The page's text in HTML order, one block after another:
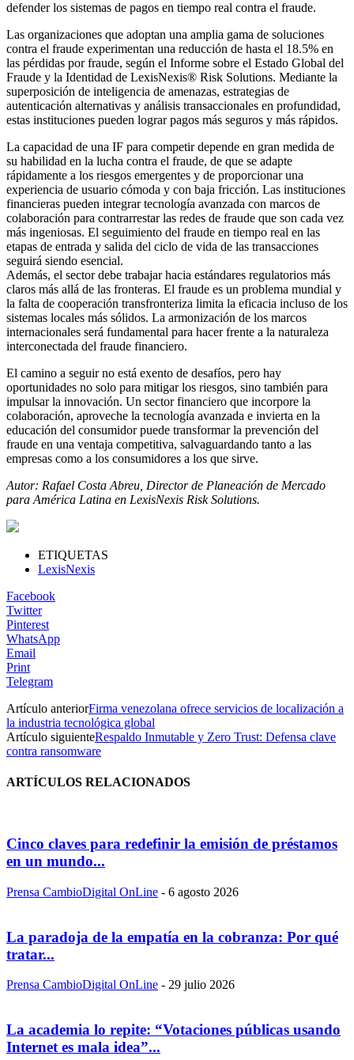
defender los sistemas de pagos en tiempo real contra el fraude.
Las organizaciones que adoptan una amplia gama de soluciones
contra el fraude experimentan una reducción de hasta el 18.5% en
las pérdidas por fraude, según el Informe sobre el Estado Global del
Fraude y la Identidad de LexisNexis® Risk Solutions. Mediante la
superposición de inteligencia de amenazas, estrategias de
autenticación alternativas y análisis transaccionales en profundidad,
estas instituciones pueden lograr pagos más seguros y más rápidos.
La capacidad de una IF para competir depende en gran medida de
su habilidad en la lucha contra el fraude, de que se adapte
rápidamente a los riesgos emergentes y de proporcionar una
experiencia de usuario cómoda y con baja fricción. Las instituciones
financieras pueden integrar tecnología avanzada con marcos de
colaboración para contrarrestar las redes de fraude que son cada vez
más ingeniosas. El seguimiento del fraude en tiempo real en las
etapas de entrada y salida del ciclo de vida de las transacciones
seguirá siendo esencial.
Además, el sector debe trabajar hacia estándares regulatorios más
claros más allá de las fronteras. El fraude es un problema mundial y
la falta de cooperación transfronteriza limita la eficacia incluso de los
sistemas locales más sólidos. La armonización de los marcos
internacionales será fundamental para hacer frente a la naturaleza
interconectada del fraude financiero.
El camino a seguir no está exento de desafíos, pero hay
oportunidades no solo para mitigar los riesgos, sino también para
impulsar la innovación. Un sector financiero que incorpore la
colaboración, aproveche la tecnología avanzada e invierta en la
educación del consumidor puede transformar la prevención del
fraude en una ventaja competitiva, salvaguardando tanto a las
empresas como a los consumidores a los que sirve.
Autor: Rafael Costa Abreu, Director de Planeación de Mercado
para América Latina en LexisNexis Risk Solutions.
ETIQUETAS
LexisNexis
Facebook
Twitter
Pinterest
WhatsApp
Email
Print
Telegram
Artículo anteriorFirma venezolana ofrece servicios de localización a
la industria tecnológica global
Artículo siguienteRespaldo Inmutable y Zero Trust: Defensa clave
contra ransomware
ARTÍCULOS RELACIONADOS
Cinco claves para redefinir la emisión de préstamos
en un mundo...
Prensa CambioDigital OnLine - 6 agosto 2026
La paradoja de la empatía en la cobranza: Por qué
tratar...
Prensa CambioDigital OnLine - 29 julio 2026
La academia lo repite: “Votaciones públicas usando
Internet es mala idea”...